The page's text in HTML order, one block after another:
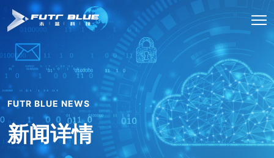
FUTR BLUE NEWS
新闻详情